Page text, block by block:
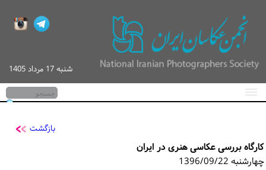
شنبه 17 مرداد 1405
صفحه اصلی
گزارش تصویری
بازگشت
کارگاه بررسی عکاسی هنری در ایران
چهارشنبه 1396/09/22